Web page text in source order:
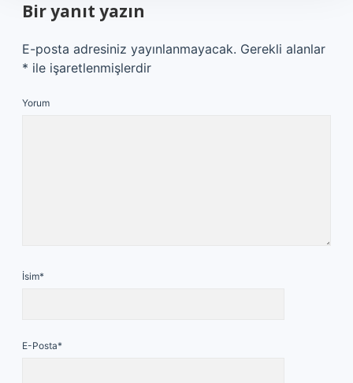
Bir yanıt yazın
E-posta adresiniz yayınlanmayacak. Gerekli alanlar
* ile işaretlenmişlerdir
Yorum
İsim*
E-Posta*